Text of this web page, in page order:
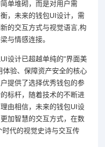
单堆砌，而是对用户需
，未来的钱包UI设计，需
的交互方式与视觉语言,构
与情感连接。
设计已超越单纯的"界面美
验、保障资产安全的核心
提供了选择优秀钱包的参
标杆，随着技术的不断进
由相信，未来的钱包UI设
加智慧的交互方式，在数
代的视觉史诗与交互传